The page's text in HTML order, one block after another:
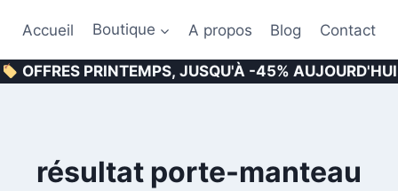
Accueil Boutique A propos Blog Contact
OFFRES PRINTEMPS, JUSQU'À -45% AUJOURD'HUI
résultat porte-manteau